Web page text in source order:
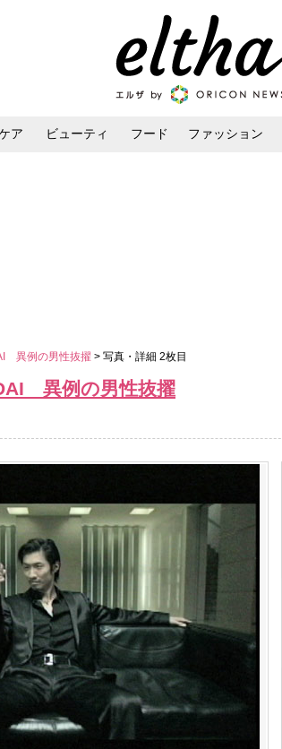
ア ビューティ フード ファッション
異例の男性抜擢 > 写真・詳細 2枚目
異例の男性抜擢